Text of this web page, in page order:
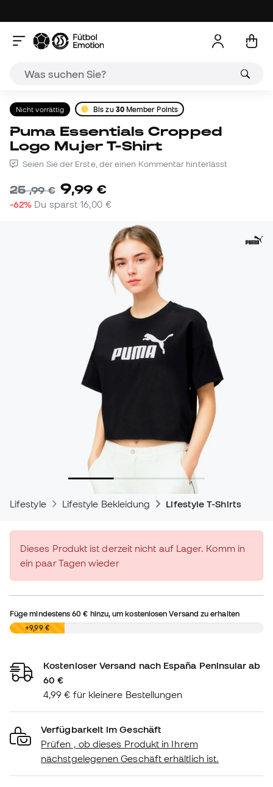
Nicht vorrättig Bis zu 30Member Points
Puma Essentials Cropped
Logo Mujer T-Shirt
Seien Sie der Erste, der einen Kommentar hinterlässt
25,99 € 9,99 €
-62% Du sparst16,00 €
Lifestyle Lifestyle Bekleidung Lifestyle T-Shirts
Dieses Produkt ist derzeit nicht auf Lager. Komm in
ein paar Tagen wieder
Füge mindestens60 € hinzu, um kostenlosen Versand zu erhalten
0,00 €+9,99 €
Kostenloser Versand nach España Peninsular ab
60 €
4,99 € für kleinere Bestellungen
Verfügbarkeit im Geschäft
Prüfen , ob dieses Produkt in Ihrem
nächstgelegenen Geschäft erhältlich ist.